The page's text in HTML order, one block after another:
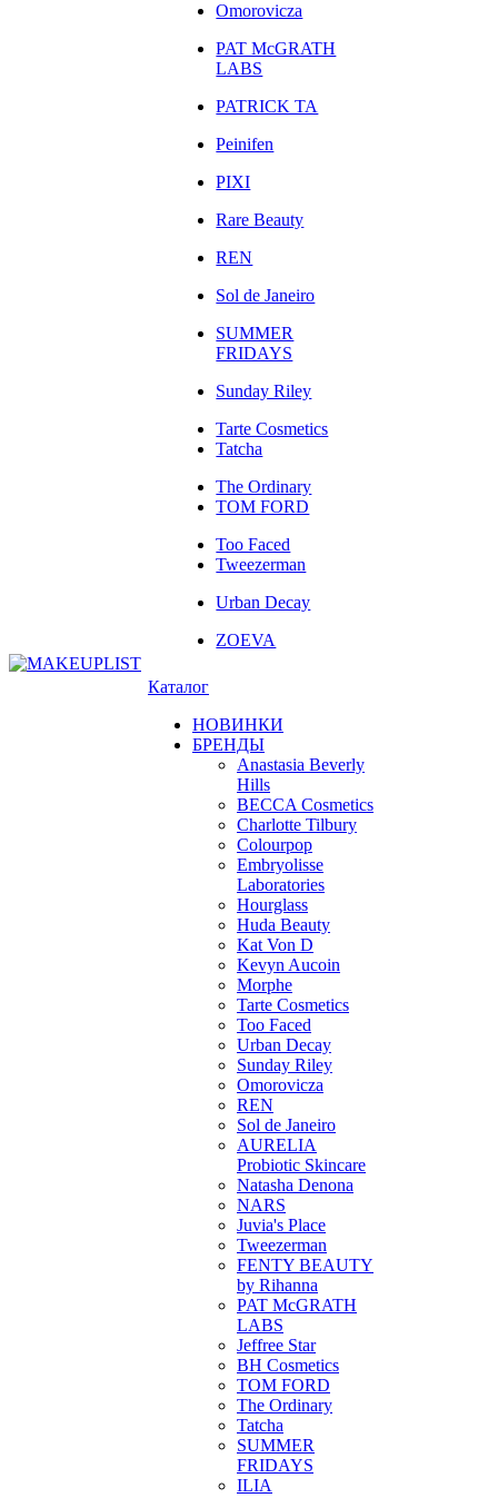
Omorovicza
PAT McGRATH
LABS
PATRICK TA
Peinifen
PIXI
Rare Beauty
REN
Sol de Janeiro
SUMMER
FRIDAYS
Sunday Riley
Tarte Cosmetics
Tatcha
The Ordinary
TOM FORD
Too Faced
Tweezerman
Urban Decay
ZOEVA
Каталог
НОВИНКИ
БРЕНДЫ
Anastasia Beverly
Hills
BECCA Cosmetics
Charlotte Tilbury
Colourpop
Embryolisse
Laboratories
Hourglass
Huda Beauty
Kat Von D
Kevyn Aucoin
Morphe
Tarte Cosmetics
Too Faced
Urban Decay
Sunday Riley
Omorovicza
REN
Sol de Janeiro
AURELIA
Probiotic Skincare
Natasha Denona
NARS
Juvia's Place
Tweezerman
FENTY BEAUTY
by Rihanna
PAT McGRATH
LABS
Jeffree Star
BH Cosmetics
TOM FORD
The Ordinary
Tatcha
SUMMER
FRIDAYS
ILIA